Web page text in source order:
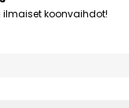
koonvaihdot!